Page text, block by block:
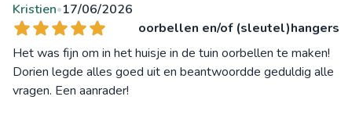
Kristien•17/06/2026
oorbellen en/of (sleutel)hangers
Het was fijn om in het huisje in de tuin oorbellen te maken!
Dorien legde alles goed uit en beantwoordde geduldig alle
vragen. Een aanrader!